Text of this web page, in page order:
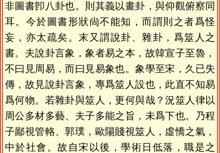
非圖書卽八卦也。則其義以畫卦，與仰觀俯察同
耳。今於圖書形狀尙不能知，而謂則之者爲怪
妄，亦太疏矣。末又謂說卦、雜卦，爲筮人之
書。夫說卦言象，象者易之本，故韓宣子至魯，
不曰見周易，而曰見易象也。象學至宋，久已失
傳，故見說卦言象，專爲筮人設也，此直不知易
爲何物。若雜卦與筮人，更何與哉？況筮人律以
周公多材多藝、夫子多能之旨，未爲下也。乃程
子鄙視管輅、郭璞，歐陽賤視筮人，虛憍之氣，
中於社會。故自宋以後，學術日低落，職是之